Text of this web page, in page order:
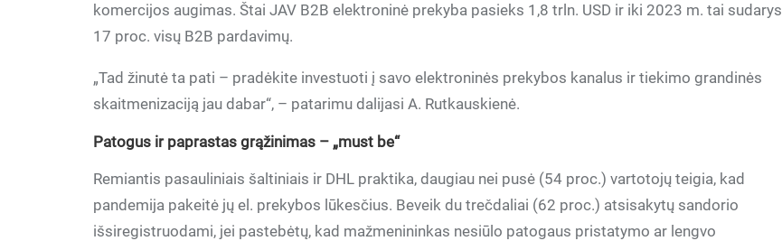
komercijos augimas. Štai JAV B2B elektroninė prekyba pasieks 1,8 trln. USD ir iki 2023 m. tai sudarys
17 proc. visų B2B pardavimų.
„Tad žinutė ta pati – pradėkite investuoti į savo elektroninės prekybos kanalus ir tiekimo grandinės
skaitmenizaciją jau dabar“, – patarimu dalijasi A. Rutkauskienė.
Patogus ir paprastas grąžinimas – „must be“
Remiantis pasauliniais šaltiniais ir DHL praktika, daugiau nei pusė (54 proc.) vartotojų teigia, kad
pandemija pakeitė jų el. prekybos lūkesčius. Beveik du trečdaliai (62 proc.) atsisakytų sandorio
išsiregistruodami, jei pastebėtų, kad mažmenininkas nesiūlo patogaus pristatymo ar lengvo